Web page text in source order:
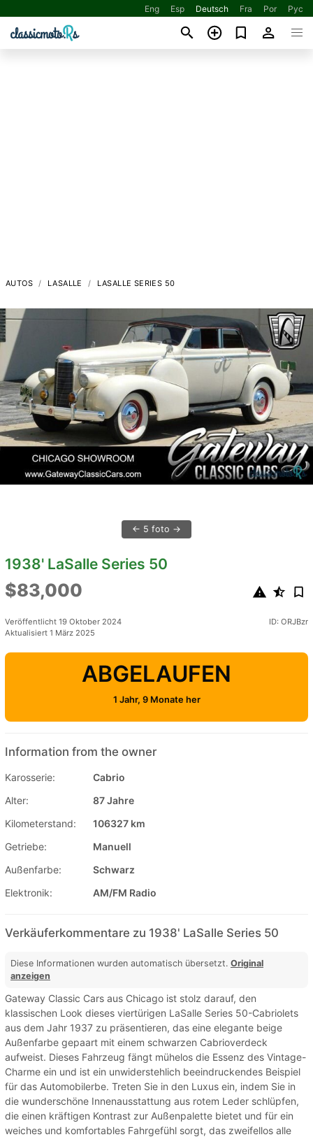
Eng Esp Deutsch Fra Por Рус
AUTOS LASALLE LASALLE SERIES 50
5 foto
1938' LaSalle Series 50
$83,000
Veröffentlicht 19 Oktober 2024
Aktualisiert 1 März 2025
ID: ORJBzr
ABGELAUFEN
1 Jahr, 9 Monate her
Information from the owner
Karosserie:
Cabrio
Alter:
87 Jahre
Kilometerstand:
106327 km
Getriebe:
Manuell
Außenfarbe:
Schwarz
Elektronik:
AM/FM Radio
Verkäuferkommentare zu 1938' LaSalle Series 50
Diese Informationen wurden automatisch übersetzt. Original
anzeigen
Gateway Classic Cars aus Chicago ist stolz darauf, den
klassischen Look dieses viertürigen LaSalle Series 50-Cabriolets
aus dem Jahr 1937 zu präsentieren, das eine elegante beige
Außenfarbe gepaart mit einem schwarzen Cabrioverdeck
aufweist. Dieses Fahrzeug fängt mühelos die Essenz des Vintage-
Charme ein und ist ein unwiderstehlich beeindruckendes Beispiel
für das Automobilerbe. Treten Sie in den Luxus ein, indem Sie in
die wunderschöne Innenausstattung aus rotem Leder schlüpfen,
die einen kräftigen Kontrast zur Außenpalette bietet und für ein
weiches und komfortables Fahrgefühl sorgt, das zweifellos alle